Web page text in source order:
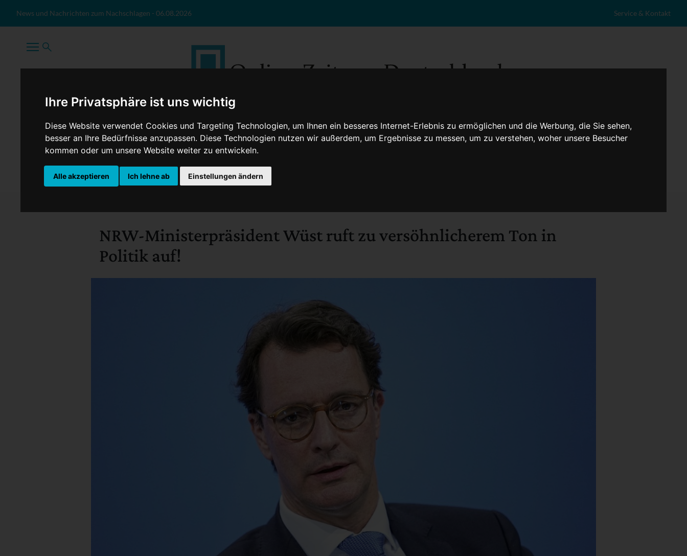
Ihre Privatsphäre ist uns wichtig
Diese Website verwendet Cookies und Targeting Technologien, um Ihnen ein besseres Internet-Erlebnis zu ermöglichen und die Werbung, die Sie sehen,
besser an Ihre Bedürfnisse anzupassen. Diese Technologien nutzen wir außerdem, um Ergebnisse zu messen, um zu verstehen, woher unsere Besucher
kommen oder um unsere Website weiter zu entwickeln.
Alle akzeptieren Ich lehne ab Einstellungen ändern
News und Nachrichten zum Nachschlagen - 06.08.2026 Service & Kontakt
TopNews Politik Sport Wirtschaft Firmennews Gesellschaft
NRW-Ministerpräsident Wüst ruft zu versöhnlicherem Ton in
Politik auf!